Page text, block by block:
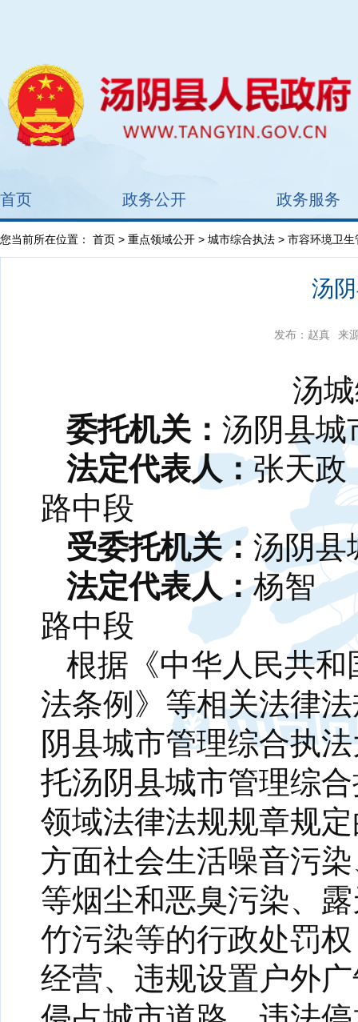
首页 政务公开 政务服务
您当前所在位置： 首页 > 重点领域公开 > 城市综合执法 > 市容环境卫生
汤
发布：赵真 来
汤
委托机关： 汤阴县城
法定代表人：张天
路中段
受委托机关：汤阴县
法定代表人：杨
路中段
根据《中华人民共
法条例》等相关法律
阴县城市管理综合执
托汤阴县城市管理综
领域法律法规规章规
方面社会生活噪音污
等烟尘和恶臭污染、
竹污染等的行政处罚
经营、违规设置户外